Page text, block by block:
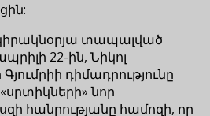
կիրակնօրյա տապալված
22-ին, Նիկոլ
դիմադրությունը
նոր
հանրությանը համոզի, որ